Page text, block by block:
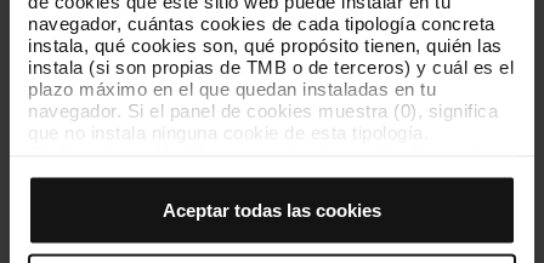
navegador, cuántas cookies de cada tipología concreta
instala, qué cookies son, qué propósito tienen, quién las
instala (si son propias de TMB o de terceros) y cuál es el
plazo máximo en el que quedan instaladas en tu
navegador. Si el panel de cookies muestra (0), significa
que no instala ninguna cookie de esta tipología.
que todas estas cookies se instalen en tu navegador.
tipología de cookies permite indicar si quieres que se
instalen o no las cookies de esa clase.
Aceptar todas las cookies
En relación con las licitaciones iniciadas o en estado de ejecución
antes del 9 de marzo de 2018, se regirán por lo dispuesto en las
Instrucciones Internas de Contratación, que garantizan
igualmente la sumisión efectiva de las contrataciones a los
principios generales de publicidad, concurrencia, transparencia,
confidencialidad, igualdad y no discriminación. En consecuencia,
vigentes única y exclusivamente para los contratos y licitaciones